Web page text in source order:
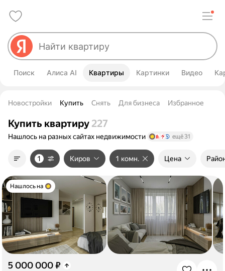
Поиск Алиса AI Квартиры Картинки Видео
Новостройки Купить Снять Для бизнеса Избранное
Купить квартиру 227
Нашлось на разных сайтах недвижимости ещё 31
1 Киров 1 комн. Цена
Нашлось на
5 000 000 ₽